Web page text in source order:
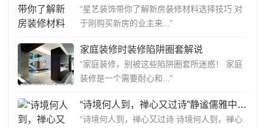
“星艺装饰带你了解新房装修材料选择技巧 对
于刚购买新房的业主来...”
家庭装修时装修陷阱圈套解说
“家庭装修，别被这些陷阱圈套所迷惑！ 家庭
装修是一个需要耐心和...”
“诗境何人到，禅心又过诗”静谧儒雅中带着高贵与神秘的色彩，显...
“诗境何人到，禅心又过诗 诗境何人到，禅心